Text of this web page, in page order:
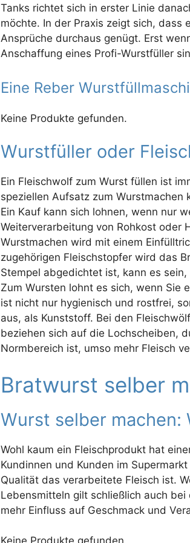
Tanks richtet sich in erster Linie
möchte. In der Praxis zeigt sich, dass
Ansprüche durchaus genügt. Erst
Anschaffung eines Profi-Wurstfüller
Eine Reber
Keine Produkte gefunden.
Wurstfüller oder
Ein Fleischwolf zum Wurst füllen ist
speziellen Aufsatz zum
Ein Kauf kann sich lohnen, wenn nur
Weiterverarbeitung von Rohkost oder
Wurstmachen wird mit einem
zugehörigen Fleischstopfer wird das
Stempel abgedichtet ist, kann es
Zum Wursten lohnt es sich, wenn Sie
ist nicht nur hygienisch und rostfrei,
aus, als Kunststoff. Bei den
beziehen sich auf die Lochscheiben,
Normbereich ist, umso mehr Fleisch
Bratwurst selber
Wurst selber machen:
Wohl kaum ein Fleischprodukt hat
Kundinnen und Kunden im
Qualität das verarbeitete Fleisch ist.
Lebensmitteln gilt schließlich auch
mehr Einfluss auf Geschmack und